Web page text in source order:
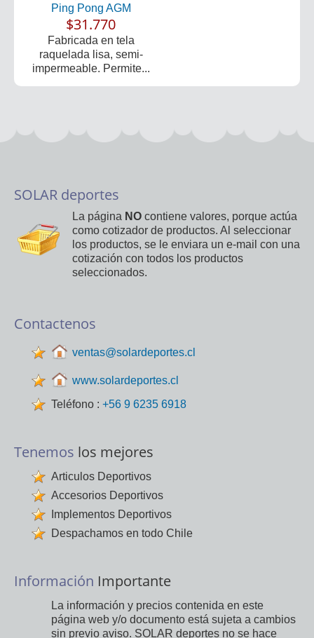
Ping Pong AGM
$31.770
Fabricada en tela
raquelada lisa, semi-
impermeable. Permite...
SOLAR deportes
La página NO contiene valores, porque actúa
como cotizador de productos. Al seleccionar
los productos, se le enviara un e-mail con una
cotización con todos los productos
seleccionados.
Contactenos
ventas@solardeportes.cl
www.solardeportes.cl
Teléfono : +56 9 6235 6918
Tenemos los mejores
Articulos Deportivos
Accesorios Deportivos
Implementos Deportivos
Despachamos en todo Chile
Información Importante
La información y precios contenida en este
página web y/o documento está sujeta a cambios
sin previo aviso. SOLAR deportes no se hace